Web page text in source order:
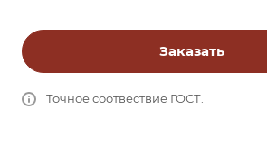
Заказать
Точное соотвествие ГОСТ.